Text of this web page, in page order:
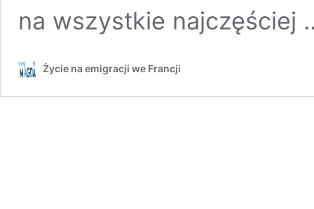
na wszystkie najczęściej
Życie na emigracji we Francji